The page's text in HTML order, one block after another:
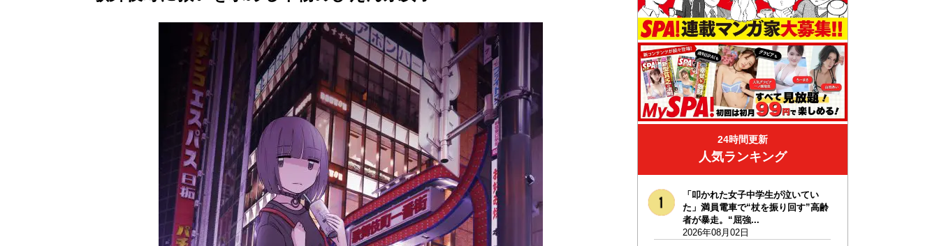
24時間更新
人気ランキング
「叩かれた女子中学生が泣いてい
た」満員電車で“杖を振り回す”高齢
者が暴走。“屈強...
2026年08月02日